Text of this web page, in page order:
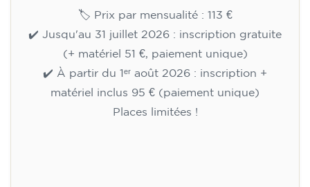
🏷️ Prix par mensualité : 113 €
✔️ Jusqu'au 31 juillet 2026 : inscription gratuite
(+ matériel 51 €, paiement unique)
✔️ À partir du 1ᵉʳ août 2026 : inscription +
matériel inclus 95 € (paiement unique)
Places limitées !